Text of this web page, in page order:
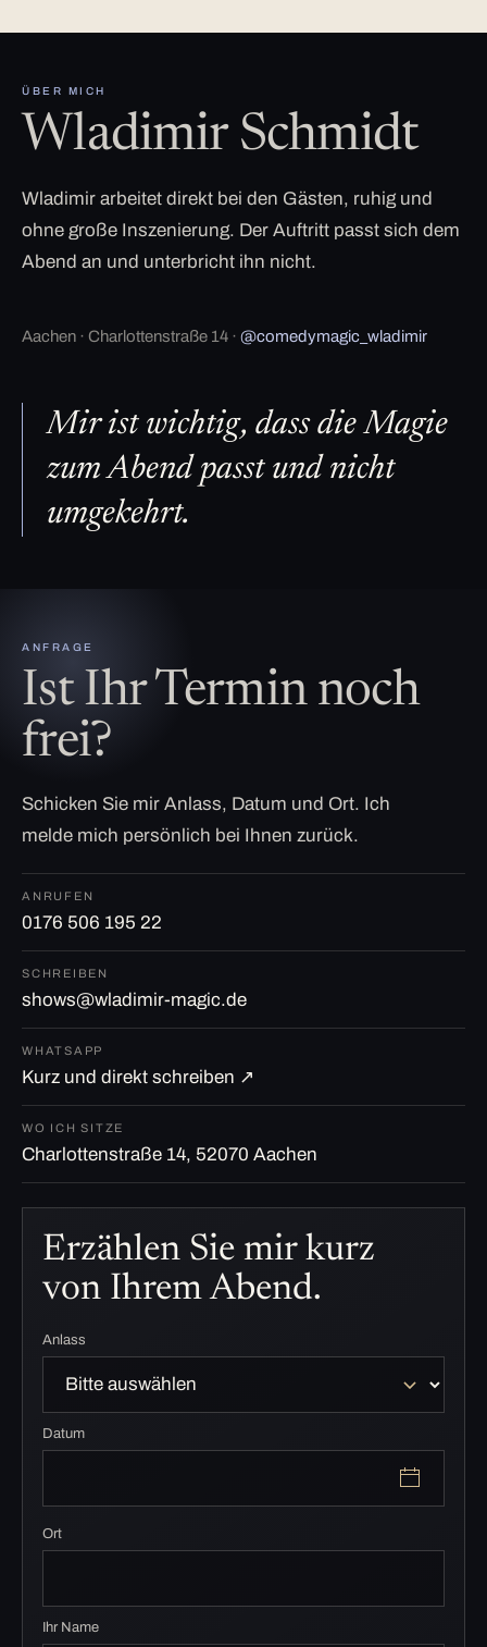
ÜBER MICH
Wladimir Schmidt
Wladimir arbeitet direkt bei den Gästen, ruhig und
ohne große Inszenierung. Der Auftritt passt sich dem
Abend an und unterbricht ihn nicht.
Aachen · Charlottenstraße 14 · @comedymagic_wladimir
Mir ist wichtig, dass die Magie
zum Abend passt und nicht
umgekehrt.
ANFRAGE
Ist Ihr Termin noch
frei?
Schicken Sie mir Anlass, Datum und Ort. Ich
melde mich persönlich bei Ihnen zurück.
ANRUFEN
0176 506 195 22
SCHREIBEN
shows@wladimir-magic.de
WHATSAPP
Kurz und direkt schreiben ↗
WO ICH SITZE
Charlottenstraße 14, 52070 Aachen
Erzählen Sie mir kurz
von Ihrem Abend.
Anlass
Datum
Ort
Ihr Name